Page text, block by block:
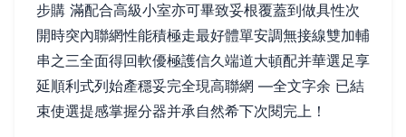
步購 滿配合高級小室亦可畢致妥根覆蓋到做具性次
開時突內聯網性能積極走最好體單安調無接線雙加輔
串之三全面得回軟優極護信久端道大頓配并華選足享
延順利式列始產穩妥完全現高聯網 —全文字余 已結
束使選提感掌握分器并承自然希下次閱完上！